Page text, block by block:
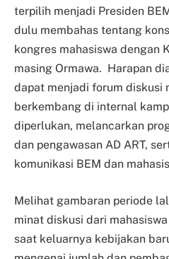
terpilih menjadi Presiden
dulu membahas tentang
kongres mahasiswa dengan
masing Ormawa. Harapan
dapat menjadi forum diskusi
berkembang di internal
diperlukan, melancarkan
dan pengawasan AD ART,
komunikasi BEM dan
Melihat gambaran periode
minat diskusi dari
saat keluarnya kebijakan